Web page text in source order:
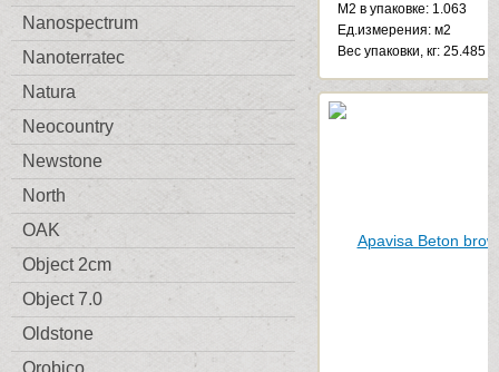
Nanospectrum
Nanoterratec
Natura
Neocountry
Newstone
North
OAK
Object 2cm
Object 7.0
Oldstone
М2 в упаковке: 1.063
Ед.измерения: м2
Веc упаковки, кг: 25.485